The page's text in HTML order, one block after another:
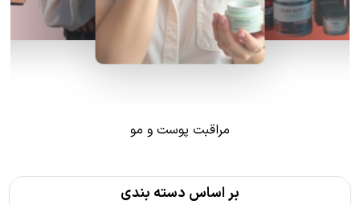
مراقبت پوست و مو
بر اساس دسته بندی